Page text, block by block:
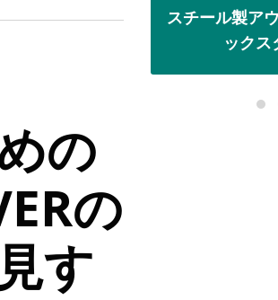
の
の
す
なサンシェー
スチール製ア
ックス